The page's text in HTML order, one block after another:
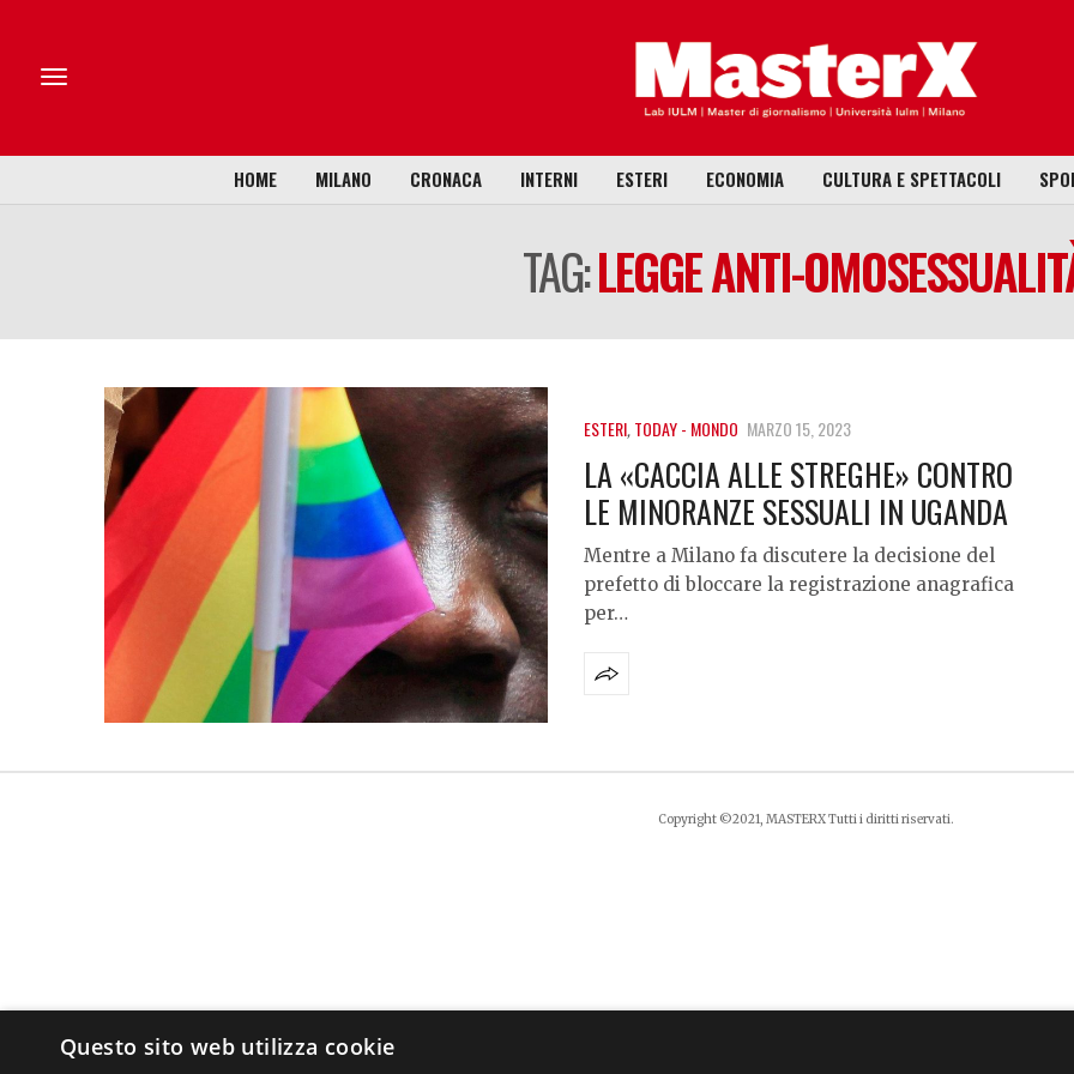
HOME MILANO CRONACA INTERNI ESTERI ECONOMIA CULTURA E SPETTACOLI
TAG:LEGGE ANTI-
ESTERI,TODAY - MONDO MARZO 15, 2023
LA «CACCIA ALLE STREGHE» CONTRO
LE MINORANZE SESSUALI IN UGANDA
Mentre a Milano fa discutere la decisione del
prefetto di bloccare la registrazione anagrafica
per…
Copyright ©2021, MASTERX Tutti i diritti riservati.
Questo sito web utilizza cookie